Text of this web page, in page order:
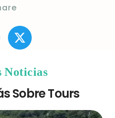
Noticias
Sobre Tours